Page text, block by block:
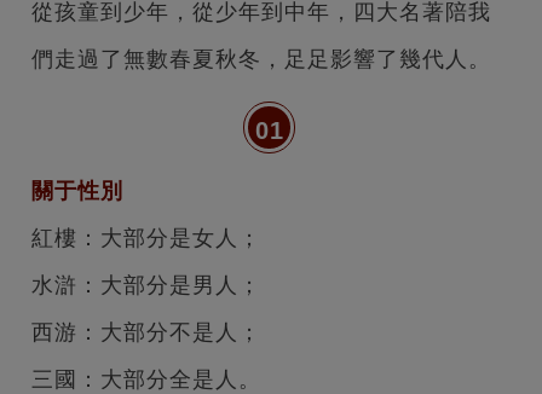
從孩童到少年，從少年到中年，四大名著陪我
們走過了無數春夏秋冬，足足影響了幾代人。
01
關于性別
紅樓：大部分是女人；
水滸：大部分是男人；
西游：大部分不是人；
三國：大部分全是人。